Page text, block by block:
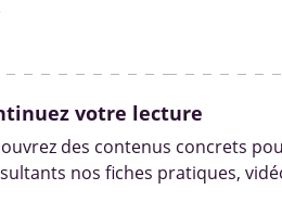
votre lecture
des contenus concrets
nos fiches pratiques,